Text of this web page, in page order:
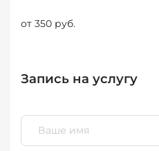
от 350 руб.
Запись на услугу